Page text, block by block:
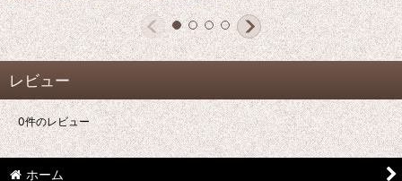
レビュー
0件のレビュー
ホーム